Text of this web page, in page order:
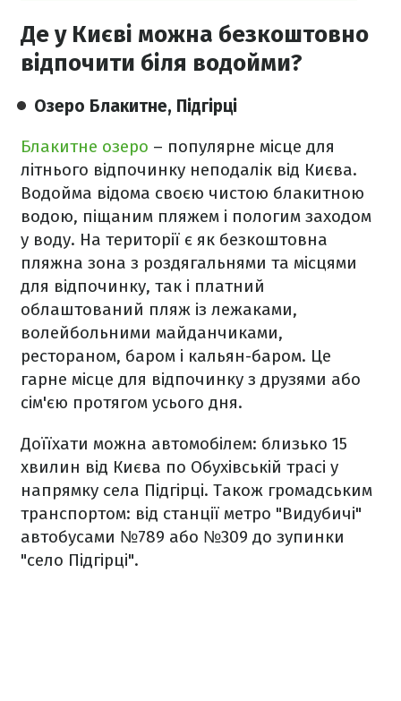
Де у Києві можна безкоштовно
відпочити біля водойми?
Озеро Блакитне, Підгірці
Блакитне озеро – популярне місце для
літнього відпочинку неподалік від Києва.
Водойма відома своєю чистою блакитною
водою, піщаним пляжем і пологим заходом
у воду. На території є як безкоштовна
пляжна зона з роздягальнями та місцями
для відпочинку, так і платний
облаштований пляж із лежаками,
волейбольними майданчиками,
рестораном, баром і кальян-баром. Це
гарне місце для відпочинку з друзями або
сім'єю протягом усього дня.
Доїїхати можна автомобілем: близько 15
хвилин від Києва по Обухівській трасі у
напрямку села Підгірці. Також громадським
транспортом: від станції метро "Видубичі"
автобусами №789 або №309 до зупинки
"село Підгірці".